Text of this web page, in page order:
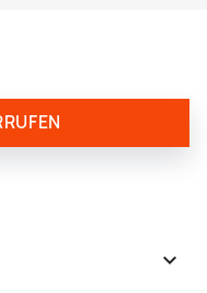
